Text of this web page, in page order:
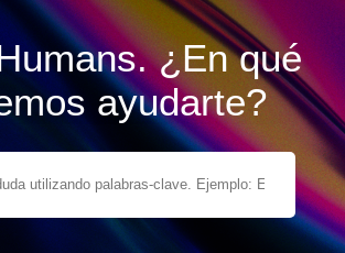
¿En qué
ayudarte?